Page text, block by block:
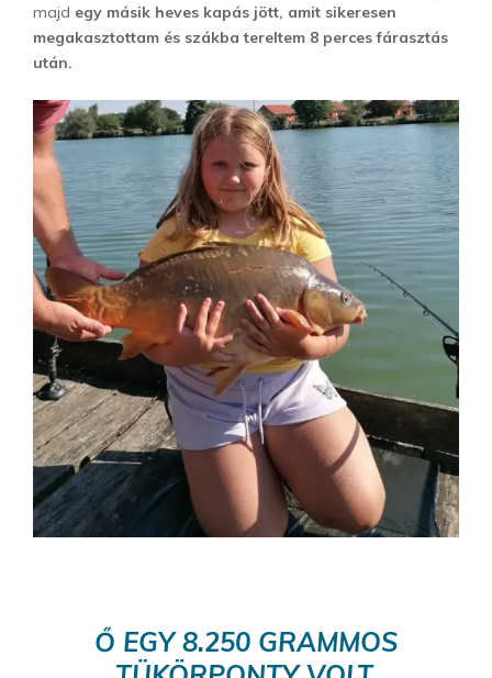
majd egy másik heves kapás jött, amit sikeresen
megakasztottam és szákba tereltem 8 perces fárasztás
után.
Ő EGY 8.250 GRAMMOS